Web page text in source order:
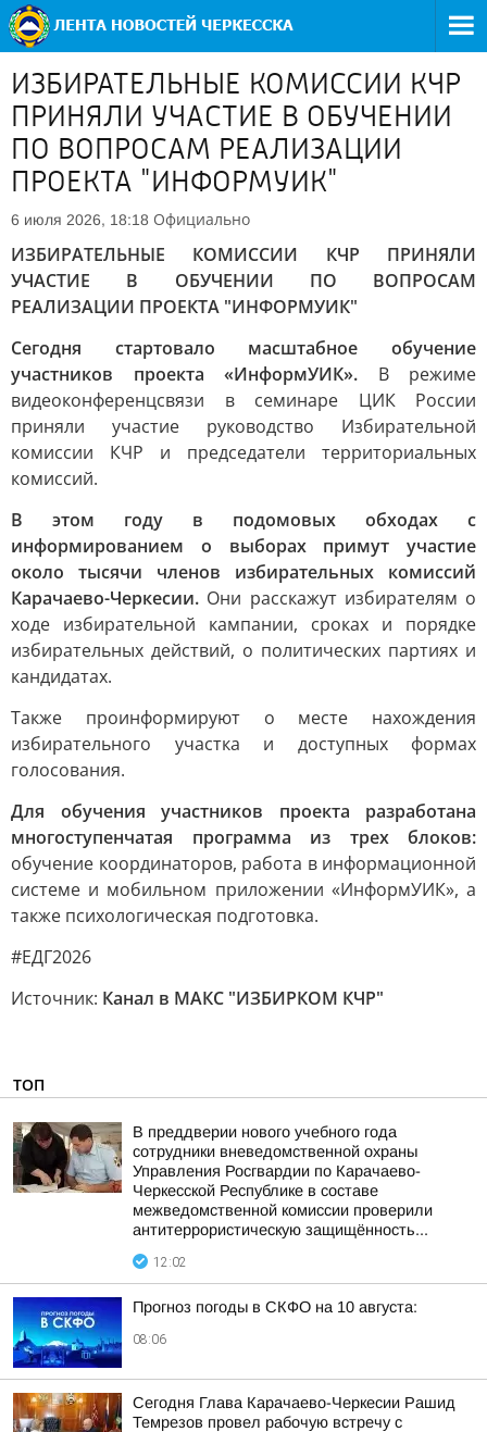
ИЗБИРАТЕЛЬНЫЕ КОМИССИИ КЧР
ПРИНЯЛИ УЧАСТИЕ В ОБУЧЕНИИ
ПО ВОПРОСАМ РЕАЛИЗАЦИИ
ПРОЕКТА "ИНФОРМУИК"
6 июля 2026, 18:18 Официально
ИЗБИРАТЕЛЬНЫЕ КОМИССИИ КЧР ПРИНЯЛИ
УЧАСТИЕ В ОБУЧЕНИИ ПО ВОПРОСАМ
РЕАЛИЗАЦИИ ПРОЕКТА "ИНФОРМУИК"
Сегодня стартовало масштабное обучение
участников проекта «ИнформУИК». В режиме
видеоконференцсвязи в семинаре ЦИК России
приняли участие руководство Избирательной
комиссии КЧР и председатели территориальных
комиссий.
В этом году в подомовых обходах с
информированием о выборах примут участие
около тысячи членов избирательных комиссий
Карачаево-Черкесии. Они расскажут избирателям о
ходе избирательной кампании, сроках и порядке
избирательных действий, о политических партиях и
кандидатах.
Также проинформируют о месте нахождения
избирательного участка и доступных формах
голосования.
Для обучения участников проекта разработана
многоступенчатая программа из трех блоков:
обучение координаторов, работа в информационной
системе и мобильном приложении «ИнформУИК», а
также психологическая подготовка.
#ЕДГ2026
Источник: Канал в МАКС "ИЗБИРКОМ КЧР"
ТОП
В преддверии нового учебного года
сотрудники вневедомственной охраны
Управления Росгвардии по Карачаево-
Черкесской Республике в составе
межведомственной комиссии проверили
антитеррористическую защищённость...
12:02
Прогноз погоды в СКФО на 10 августа:
08:06
Сегодня Глава Карачаево-Черкесии Рашид
Темрезов провел рабочую встречу с